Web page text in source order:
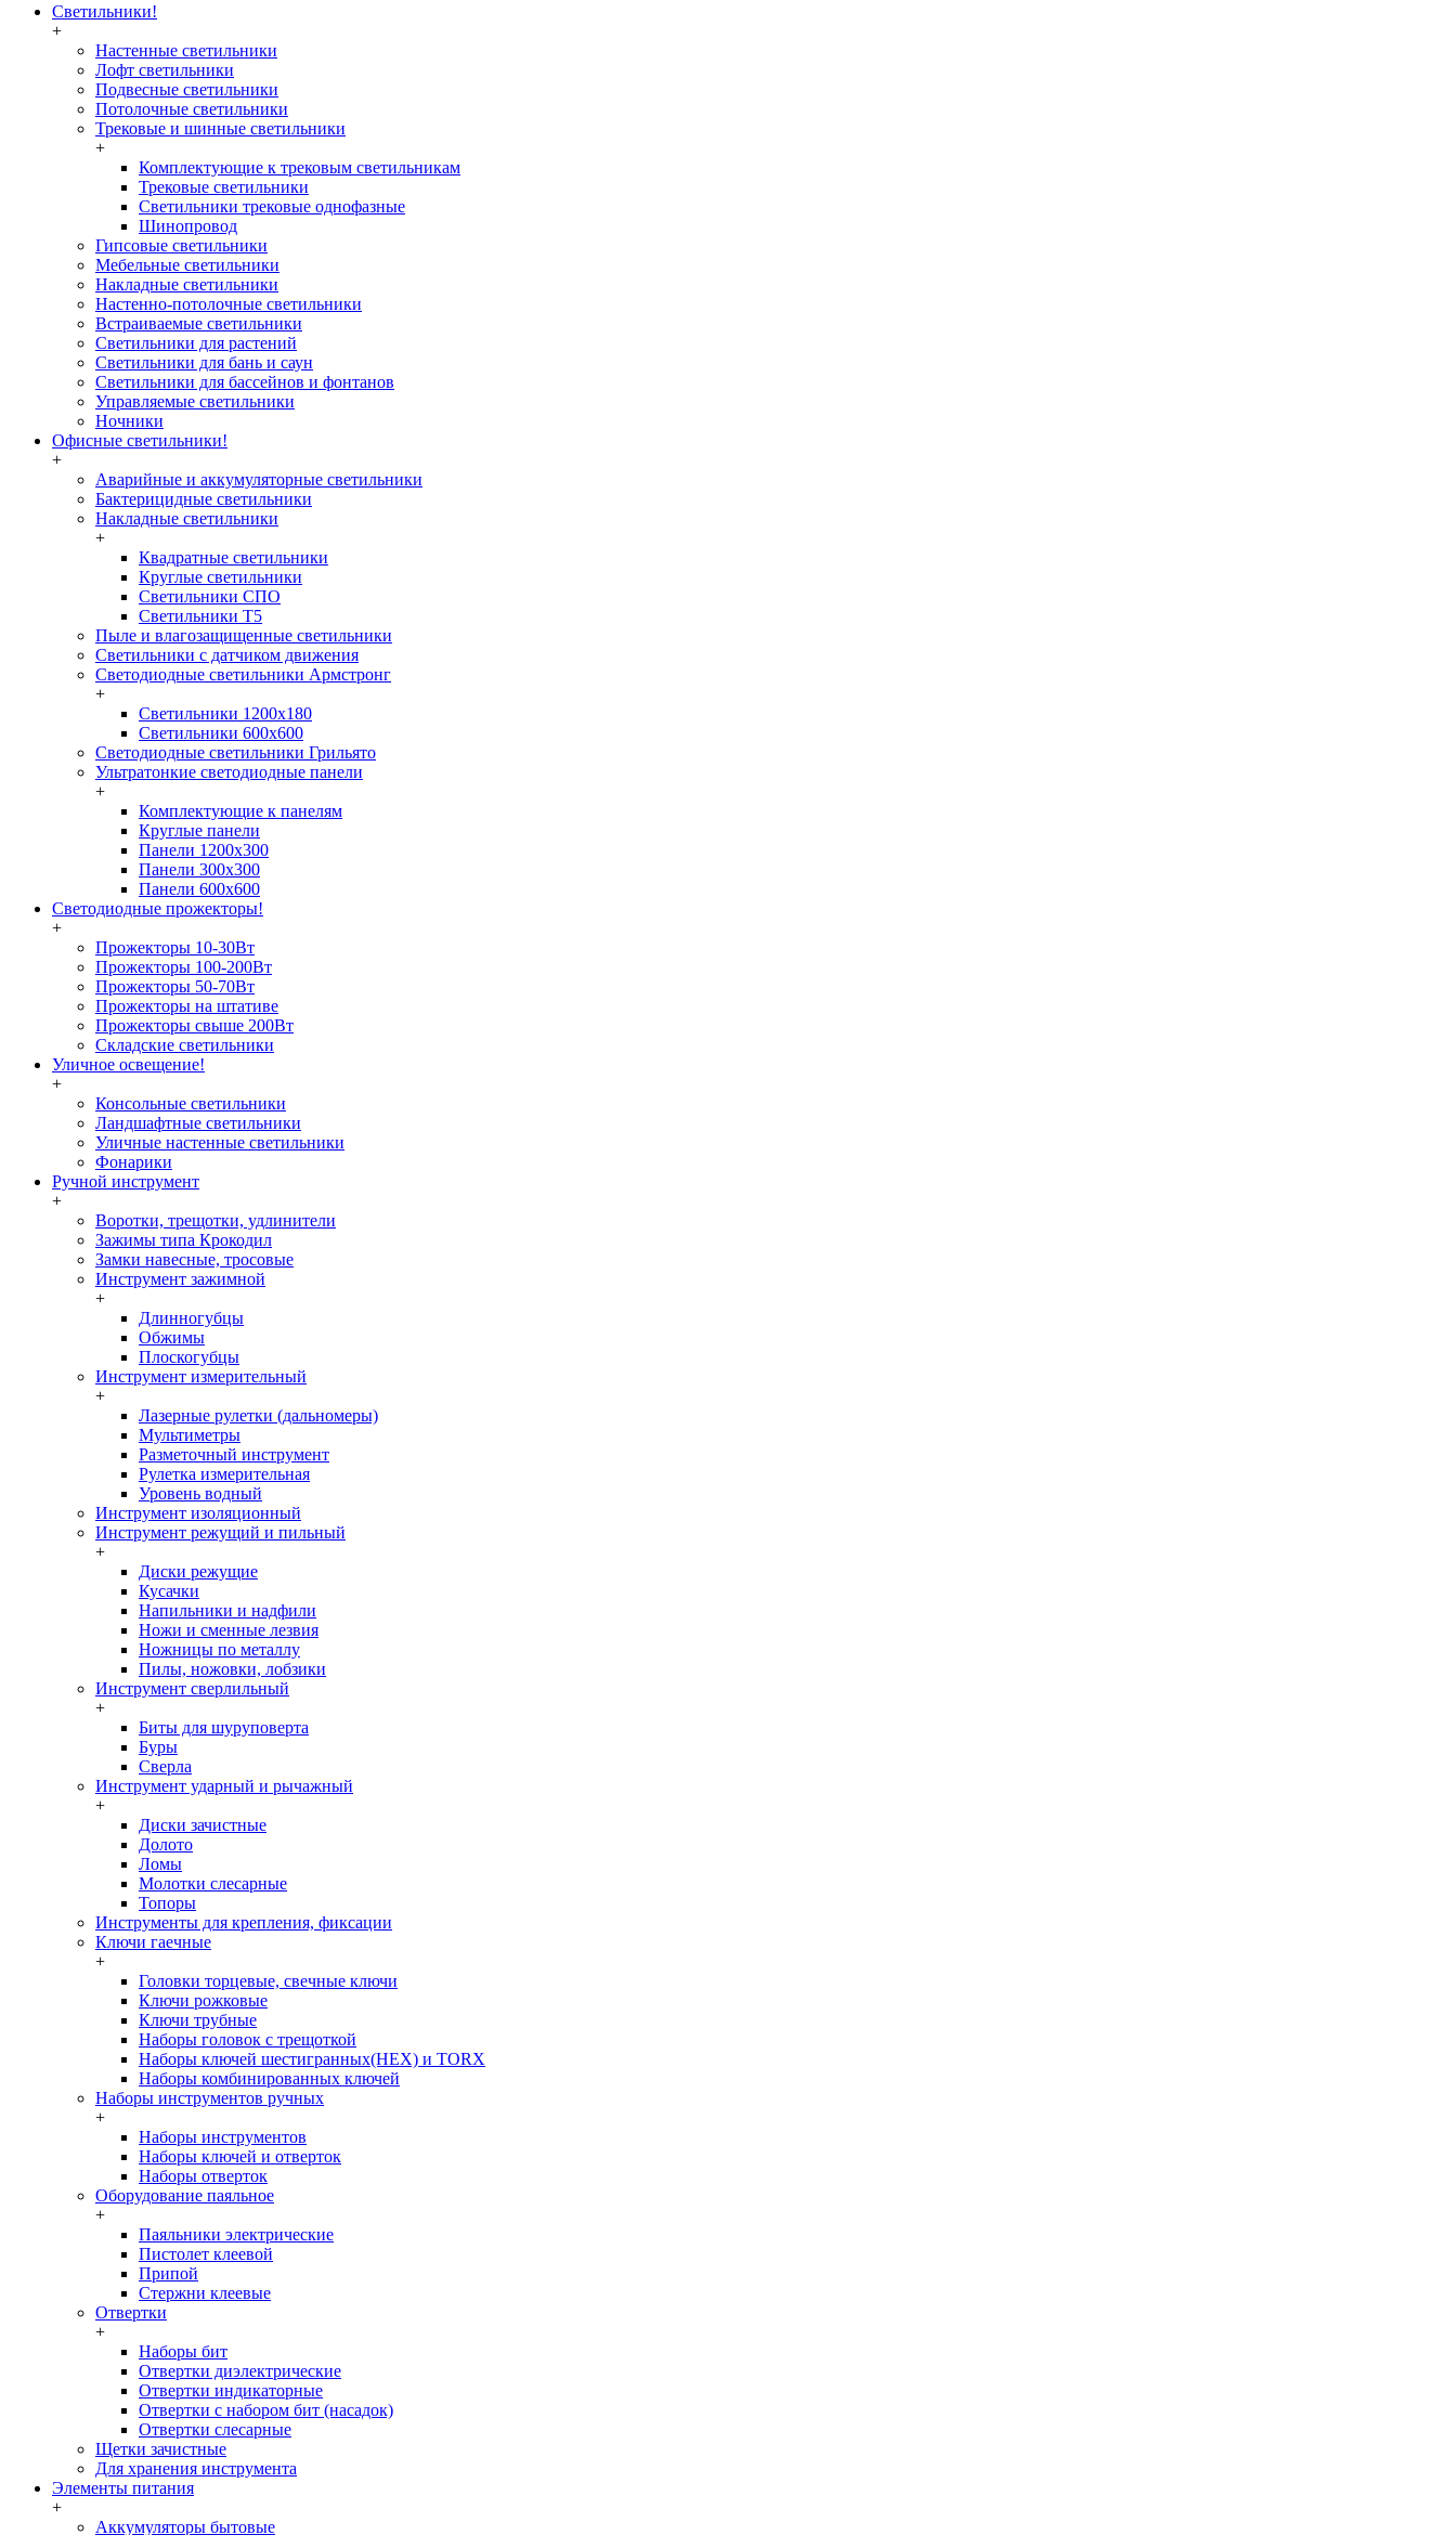
Светильники!
+
Настенные светильники
Лофт светильники
Подвесные светильники
Потолочные светильники
Трековые и шинные светильники
+
Комплектующие к трековым светильникам
Трековые светильники
Светильники трековые однофазные
Шинопровод
Гипсовые светильники
Мебельные светильники
Накладные светильники
Настенно-потолочные светильники
Встраиваемые светильники
Светильники для растений
Светильники для бань и саун
Светильники для бассейнов и фонтанов
Управляемые светильники
Ночники
Офисные светильники!
+
Аварийные и аккумуляторные светильники
Бактерицидные светильники
Накладные светильники
+
Квадратные светильники
Круглые светильники
Светильники СПО
Светильники Т5
Пыле и влагозащищенные светильники
Светильники с датчиком движения
Светодиодные светильники Армстронг
+
Светильники 1200х180
Светильники 600х600
Светодиодные светильники Грильято
Ультратонкие светодиодные панели
+
Комплектующие к панелям
Круглые панели
Панели 1200х300
Панели 300х300
Панели 600х600
Светодиодные прожекторы!
+
Прожекторы 10-30Вт
Прожекторы 100-200Вт
Прожекторы 50-70Вт
Прожекторы на штативе
Прожекторы свыше 200Вт
Складские светильники
Уличное освещение!
+
Консольные светильники
Ландшафтные светильники
Уличные настенные светильники
Фонарики
Ручной инструмент
+
Воротки, трещотки, удлинители
Зажимы типа Крокодил
Замки навесные, тросовые
Инструмент зажимной
+
Длинногубцы
Обжимы
Плоскогубцы
Инструмент измерительный
+
Лазерные рулетки (дальномеры)
Мультиметры
Разметочный инструмент
Рулетка измерительная
Уровень водный
Инструмент изоляционный
Инструмент режущий и пильный
+
Диски режущие
Кусачки
Напильники и надфили
Ножи и сменные лезвия
Ножницы по металлу
Пилы, ножовки, лобзики
Инструмент сверлильный
+
Биты для шуруповерта
Буры
Сверла
Инструмент ударный и рычажный
+
Диски зачистные
Долото
Ломы
Молотки слесарные
Топоры
Инструменты для крепления, фиксации
Ключи гаечные
+
Головки торцевые, свечные ключи
Ключи рожковые
Ключи трубные
Наборы головок c трещоткой
Наборы ключей шестигранных(HEX) и TORX
Наборы комбинированных ключей
Наборы инструментов ручных
+
Наборы инструментов
Наборы ключей и отверток
Наборы отверток
Оборудование паяльное
+
Паяльники электрические
Пистолет клеевой
Припой
Стержни клеевые
Отвертки
+
Наборы бит
Отвертки диэлектрические
Отвертки индикаторные
Отвертки с набором бит (насадок)
Отвертки слесарные
Щетки зачистные
Для хранения инструмента
Элементы питания
+
Аккумуляторы бытовые